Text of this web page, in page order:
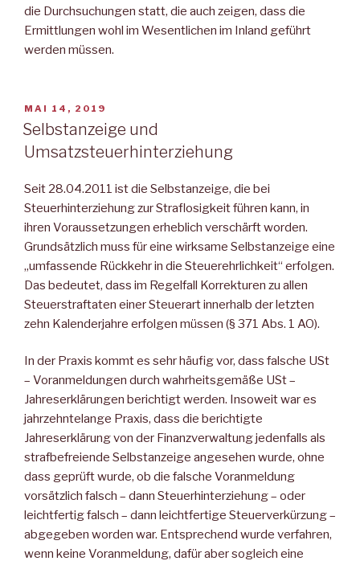
die Durchsuchungen statt, die auch zeigen, dass die
Ermittlungen wohl im Wesentlichen im Inland geführt
werden müssen.
VERÖFFENTLICHT
AM
MAI 14, 2019
Selbstanzeige und
Umsatzsteuerhinterziehung
Seit 28.04.2011 ist die Selbstanzeige, die bei
Steuerhinterziehung zur Straflosigkeit führen kann, in
ihren Voraussetzungen erheblich verschärft worden.
Grundsätzlich muss für eine wirksame Selbstanzeige eine
„umfassende Rückkehr in die Steuerehrlichkeit“ erfolgen.
Das bedeutet, dass im Regelfall Korrekturen zu allen
Steuerstraftaten einer Steuerart innerhalb der letzten
zehn Kalenderjahre erfolgen müssen (§ 371 Abs. 1 AO).
In der Praxis kommt es sehr häufig vor, dass falsche USt
– Voranmeldungen durch wahrheitsgemäße USt –
Jahreserklärungen berichtigt werden. Insoweit war es
jahrzehntelange Praxis, dass die berichtigte
Jahreserklärung von der Finanzverwaltung jedenfalls als
strafbefreiende Selbstanzeige angesehen wurde, ohne
dass geprüft wurde, ob die falsche Voranmeldung
vorsätzlich falsch – dann Steuerhinterziehung – oder
leichtfertig falsch – dann leichtfertige Steuerverkürzung –
abgegeben worden war. Entsprechend wurde verfahren,
wenn keine Voranmeldung, dafür aber sogleich eine